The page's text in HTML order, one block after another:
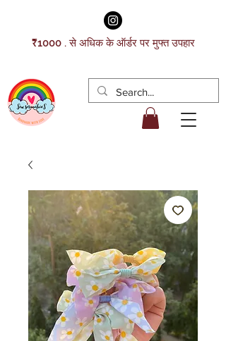
₹1000 . से अधिक के ऑर्डर पर मुफ्त उपहार